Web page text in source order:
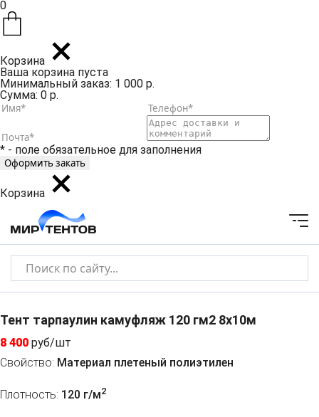
0
Корзина
Ваша корзина пуста
Минимальный заказ: 1 000 р.
Сумма: 0 р.
* - поле обязательное для заполнения
Корзина
Тент тарпаулин камуфляж 120 гм2 8x10м
8 400 руб/шт
Свойство: Материал плетеный полиэтилен
Плотность: 120 г/м2